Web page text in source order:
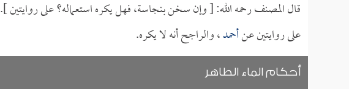
قال المصنف رحمه الله: [ وإن سخن بنجاسة، فهل يكره استعماله؟ على روايتين ].
على روايتين عنأحمد، والراجح أنه لا يكره.
أحكام الماء الطاهر